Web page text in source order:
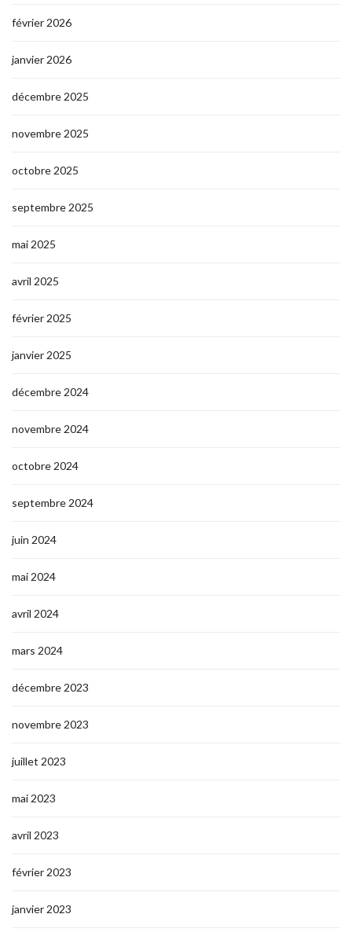
février 2026
janvier 2026
décembre 2025
novembre 2025
octobre 2025
septembre 2025
mai 2025
avril 2025
février 2025
janvier 2025
décembre 2024
novembre 2024
octobre 2024
septembre 2024
juin 2024
mai 2024
avril 2024
mars 2024
décembre 2023
novembre 2023
juillet 2023
mai 2023
avril 2023
février 2023
janvier 2023